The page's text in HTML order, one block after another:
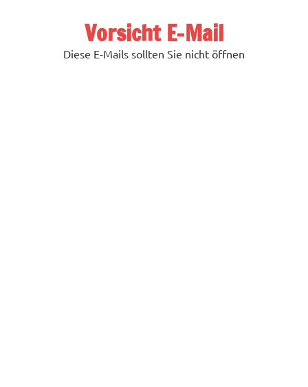
Vorsicht E-Mail
Diese E-Mails sollten Sie nicht öffnen